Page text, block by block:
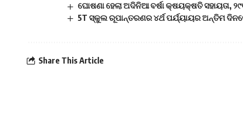
ଘୋଷଣା ହେଲା ଅଦିନିଆ ବର୍ଷା କ୍ଷୟକ୍ଷତି ସହାୟତା,
5T ସ୍କୁଲ ରୂପାନ୍ତରଣର ୪ର୍ଥ ପର୍ଯ୍ୟାୟର ଅନ୍ତିମ
Share This Article